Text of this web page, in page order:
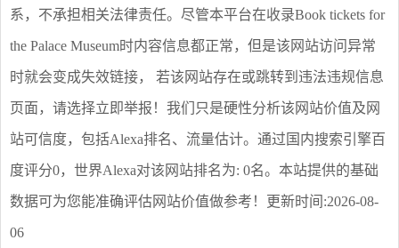
系，不承担相关法律责任。尽管本平台在收录Book tickets for
the Palace Museum时内容信息都正常，但是该网站访问异常
时就会变成失效链接， 若该网站存在或跳转到违法违规信息
页面，请选择立即举报 ！我们只是硬性分析该网站价值及网
站可信度，包括Alexa排名、流量估计。通过国内搜索引擎百
度评分0，世界Alexa对该网站排名为: 0名。本站提供的基础
数据可为您能准确评估网站价值做参考！ 更新时间:2026-08-
06